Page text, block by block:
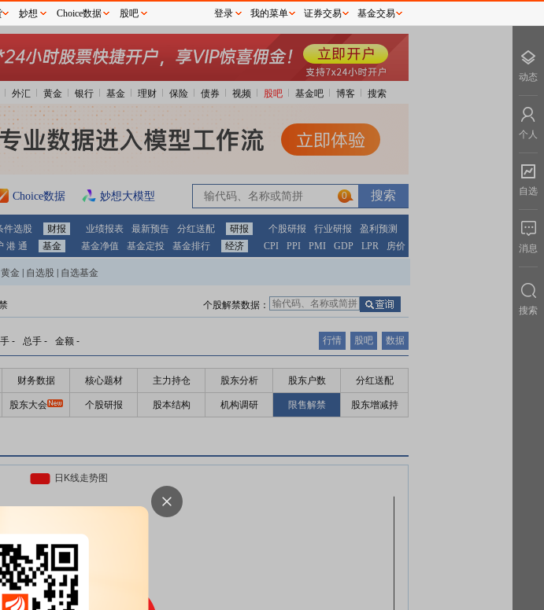
外汇 黄金 银行 基金 理财 保险 债券 视频 股吧 基金吧 博客 搜索
Choice数据 妙想大模型 0
件选股 财报 业绩报表 最新预告 分红送配 研报 个股研报 行业研报
盈利预测
港 通 基金 基金净值 基金定投 基金排行 经济 CPI PPI PMI GDP LPR 房价
黄金 自选股 自选基金
个股解禁数据：
- 总手 - 金额 - 行情 股吧 数据
财务数据 核心题材 主力持仓 股东分析 股东户数 分红送配
股东大会 个股研报 股本结构 机构调研 限售解禁 股东增减持
妙想 Choice数据 股吧 登录 我的菜单 证券交易 基金交易
动态
个人
自选
消息
搜索